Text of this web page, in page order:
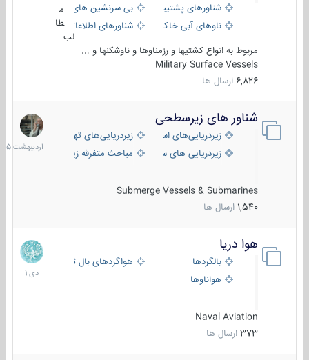
شناورهای پشتیبانی
بی سرنشین های دریایی
ناوهای آبی خاکی و نیروبرشناورهای اطلاعاتی و جاسوسی
طا
لب
مربوط به انواع کشتیها و رزمناوها و ناوشکنها و ...
Military Surface Vessels
6,826 ارسال ها
شناور های زیرسطحی
زیردریایی‌های استراتژیکزیردریایی‌های تهاجمی
زیردریایی های سبک
مباحث متفرقه زیرسطحی
Submerge Vessels & Submarines
1,540 ارسال ها
31
1405
هوا دریا
بالگردها
هواگردهای بال ثابت
هواناوها
Naval Aviation
373 ارسال ها
12
دی
1401